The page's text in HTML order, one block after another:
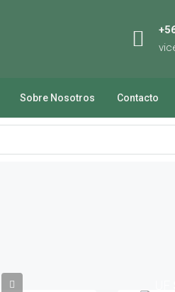
Sobre Nosotros Contacto